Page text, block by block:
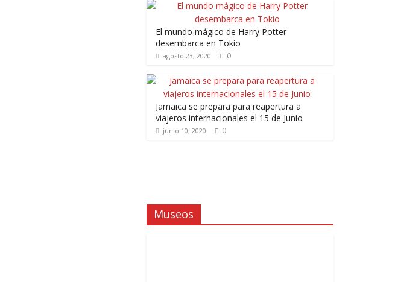
El mundo mágico de Harry Potter
desembarca en Tokio
agosto 23, 2020 0
Jamaica se prepara para reapertura a
viajeros internacionales el 15 de Junio
junio 10, 2020 0
Museos